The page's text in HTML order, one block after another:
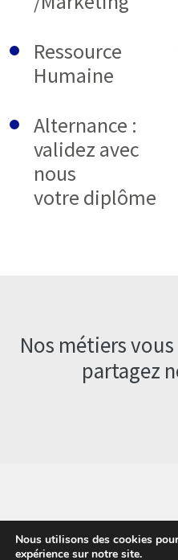
Ressource
Humaine
Alternance :
validez avec
nous
votre diplôme
Nos métiers
partagez
Conditions d’utilisation
Nous utilisons des cookies
expérience sur notre site.